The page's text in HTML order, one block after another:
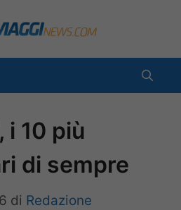
i 10 più
di sempre
di Redazione